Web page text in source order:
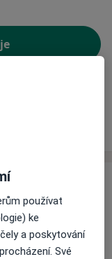
k dispozici
informace o
používat
ke
a poskytování
Své